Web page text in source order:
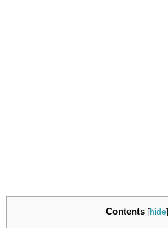
Contents [hide]